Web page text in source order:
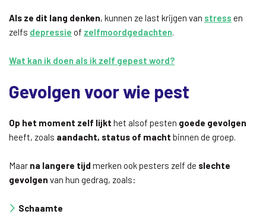
Als ze dit lang denken, kunnen ze last krijgen van stress en
zelfs depressie of zelfmoordgedachten.
Wat kan ik doen als ik zelf gepest word?
Gevolgen voor wie pest
Op het moment zelf lijkt het alsof pesten goede gevolgen
heeft, zoals aandacht, status of macht binnen de groep.
Maar na langere tijd merken ook pesters zelf de slechte
gevolgen van hun gedrag, zoals:
Schaamte